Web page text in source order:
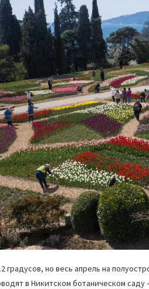
градусов, но весь апрель на
в Никитском ботаническом